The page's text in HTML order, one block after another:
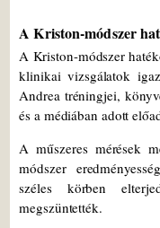
A Kriston-módszer
A Kriston-módszer
klinikai vizsgálatok
Andrea tréningjei,
és a médiában adott
A műszeres mérések
módszer
széles körben
megszüntették.